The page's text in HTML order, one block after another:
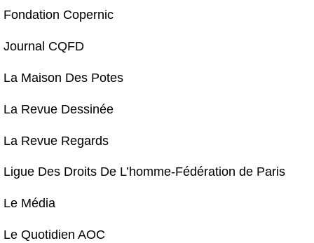
Fondation Copernic
Journal CQFD
La Maison Des Potes
La Revue Dessinée
La Revue Regards
Ligue Des Droits De L’homme-Fédération de Paris
Le Média
Le Quotidien AOC